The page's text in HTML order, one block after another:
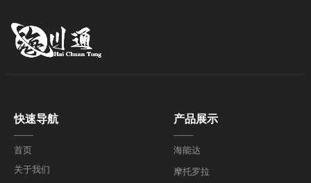
快速导航
——
首页
关于我们
海能达
摩托罗拉
产品展示
——